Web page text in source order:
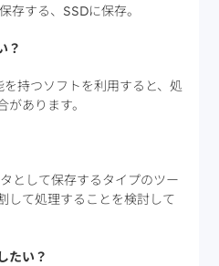
する、SSDに保存。
？
を持つソフトを利用すると、処
あります。
として保存するタイプのツー
して処理することを検討して
たい？